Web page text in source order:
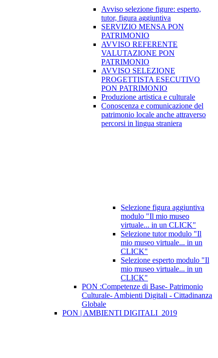
Avviso selezione figure: esperto,
tutor, figura aggiuntiva
SERVIZIO MENSA PON
PATRIMONIO
AVVISO REFERENTE
VALUTAZIONE PON
PATRIMONIO
AVVISO SELEZIONE
PROGETTISTA ESECUTIVO
PON PATRIMONIO
Produzione artistica e culturale
Conoscenza e comunicazione del
patrimonio locale anche attraverso
percorsi in lingua straniera
Selezione figura aggiuntiva
modulo "Il mio museo
virtuale... in un CLICK"
Selezione tutor modulo "Il
mio museo virtuale... in un
CLICK"
Selezione esperto modulo "Il
mio museo virtuale... in un
CLICK"
PON :Competenze di Base- Patrimonio
Culturale- Ambienti Digitali - Cittadinanza
Globale
PON | AMBIENTI DIGITALI_2019